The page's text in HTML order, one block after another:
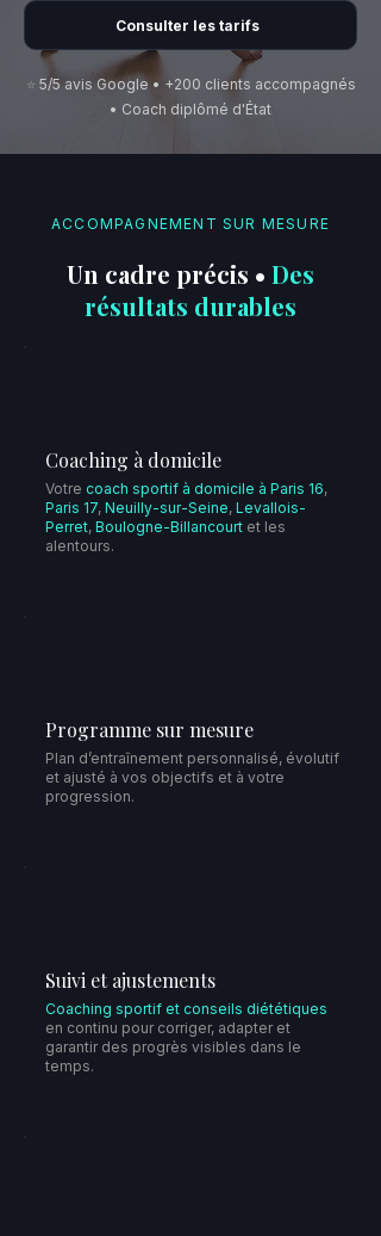
Consulter les tarifs
⭐️ 5/5 avis Google • +200 clients accompagnés
• Coach diplômé d'État
ACCOMPAGNEMENT SUR MESURE
Un cadre précis • Des
résultats durables
Coaching à domicile
Votre coach sportif à domicile à Paris 16,
Paris 17, Neuilly-sur-Seine, Levallois-
Perret, Boulogne-Billancourt et les
alentours.
Programme sur mesure
Plan d’entraînement personnalisé, évolutif
et ajusté à vos objectifs et à votre
progression.
Suivi et ajustements
Coaching sportif et conseils diététiques
en continu pour corriger, adapter et
garantir des progrès visibles dans le
temps.